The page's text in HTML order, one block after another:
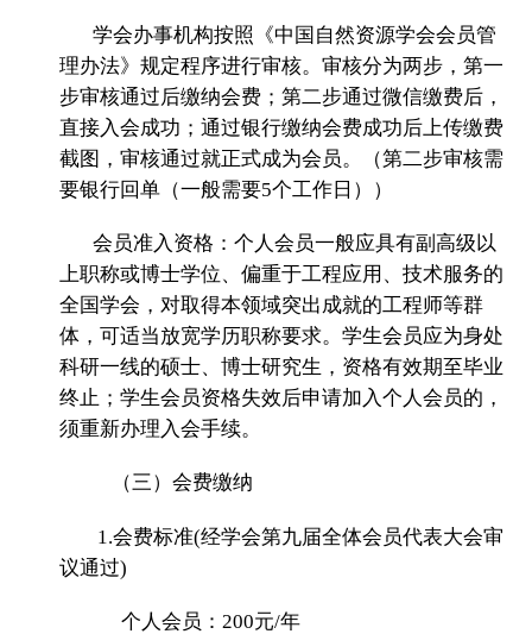
学会办事机构按照《中国自然资源学会会员管
理办法》规定程序进行审核。审核分为两步，第一
步审核通过后缴纳会费；第二步通过微信缴费后，
直接入会成功；通过银行缴纳会费成功后上传缴费
截图，审核通过就正式成为会员。（第二步审核需
要银行回单（一般需要5个工作日））
会员准入资格：个人会员一般应具有副高级以
上职称或博士学位、偏重于工程应用、技术服务的
全国学会，对取得本领域突出成就的工程师等群
体，可适当放宽学历职称要求。学生会员应为身处
科研一线的硕士、博士研究生，资格有效期至毕业
终止；学生会员资格失效后申请加入个人会员的，
须重新办理入会手续。
（三）会费缴纳
1.会费标准(经学会第九届全体会员代表大会审
议通过)
个人会员：200元/年